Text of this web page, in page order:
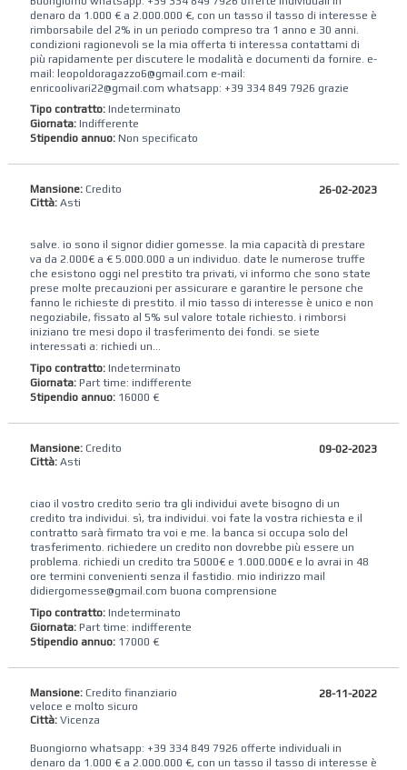
denaro da 1.000 € a 2.000.000 €, con un tasso il tasso di interesse è
rimborsabile del 2% in un periodo compreso tra 1 anno e 30 anni.
condizioni ragionevoli se la mia offerta ti interessa contattami di
più rapidamente per discutere le modalità e documenti da fornire. e-
mail: leopoldoragazzo6@gmail.com e-mail:
enricoolivari22@gmail.com whatsapp: +39 334 849 7926 grazie
Tipo contratto:Indeterminato
Giornata: Indifferente
Stipendio annuo: Non specificato
Mansione:Credito
Città:Asti
26-02-2023
salve. io sono il signor didier gomesse. la mia capacità di prestare
va da 2.000€ a € 5.000.000 a un individuo. date le numerose truffe
che esistono oggi nel prestito tra privati, vi informo che sono state
prese molte precauzioni per assicurare e garantire le persone che
fanno le richieste di prestito. il mio tasso di interesse è unico e non
negoziabile, fissato al 5% sul valore totale richiesto. i rimborsi
iniziano tre mesi dopo il trasferimento dei fondi. se siete
interessati a: richiedi un...
Tipo contratto:Indeterminato
Giornata: Part time: indifferente
Stipendio annuo: 16000 €
Mansione:Credito
Città:Asti
09-02-2023
ciao il vostro credito serio tra gli individui avete bisogno di un
credito tra individui. sì, tra individui. voi fate la vostra richiesta e il
contratto sarà firmato tra voi e me. la banca si occupa solo del
trasferimento. richiedere un credito non dovrebbe più essere un
problema. richiedi un credito tra 5000€ e 1.000.000€ e lo avrai in 48
ore termini convenienti senza il fastidio. mio indirizzo mail
didiergomesse@gmail.com buona comprensione
Tipo contratto:Indeterminato
Giornata: Part time: indifferente
Stipendio annuo: 17000 €
Mansione:Credito finanziario
veloce e molto sicuro
Città:Vicenza
28-11-2022
Buongiorno whatsapp: +39 334 849 7926 offerte individuali in
denaro da 1.000 € a 2.000.000 €, con un tasso il tasso di interesse è